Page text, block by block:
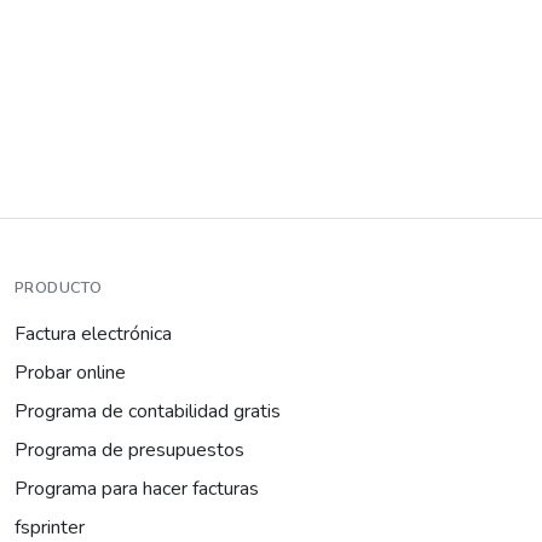
PRODUCTO
Factura electrónica
Probar online
Programa de contabilidad gratis
Programa de presupuestos
Programa para hacer facturas
fsprinter